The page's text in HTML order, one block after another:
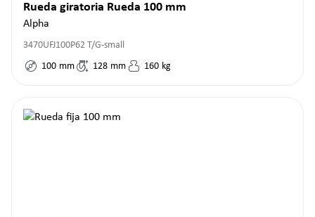
Rueda giratoria Rueda 100 mm
Alpha
3470UFJ100P62 T/G-small
100 mm 128 mm 160 kg